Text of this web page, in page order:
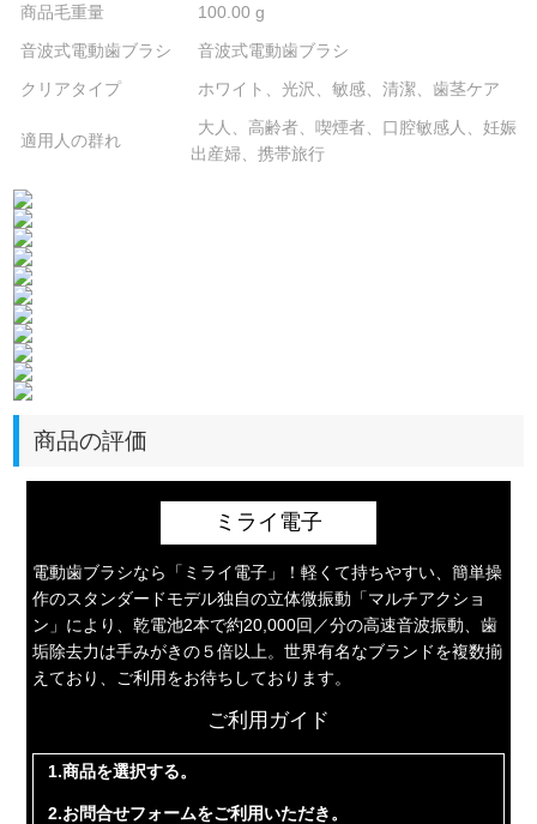
商品毛重量
100.00 g
音波式電動歯ブラシ
音波式電動歯ブラシ
クリアタイプ
ホワイト、光沢、敏感、清潔、歯茎ケア
適用人の群れ
大人、高齢者、喫煙者、口腔敏感人、妊娠
出産婦、携帯旅行
商品の評価
ミライ電子
電動歯ブラシなら「ミライ電子」！軽くて持ちやすい、簡単操
作のスタンダードモデル独自の立体微振動「マルチアクショ
ン」により、乾電池2本で約20,000回／分の高速音波振動、歯
垢除去力は手みがきの５倍以上。世界有名なブランドを複数揃
えており、ご利用をお待ちしております。
ご利用ガイド
1.商品を選択する。
2.お問合せフォームをご利用いただき。